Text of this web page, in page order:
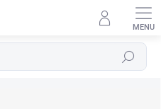
Hledat